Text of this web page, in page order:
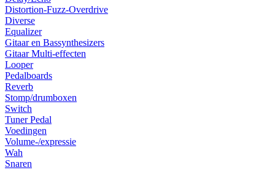
Distortion-Fuzz-Overdrive
Diverse
Equalizer
Gitaar en Bassynthesizers
Gitaar Multi-effecten
Looper
Pedalboards
Reverb
Stomp/drumboxen
Switch
Tuner Pedal
Voedingen
Volume-/expressie
Wah
Snaren